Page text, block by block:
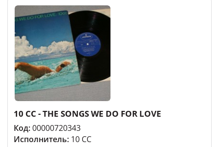
10 CC - THE SONGS WE DO FOR LOVE
Код:00000720343
Исполнитель: 10 CC